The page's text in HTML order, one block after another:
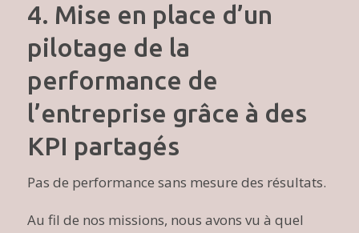
4. Mise en place d’un
pilotage de la
performance de
l’entreprise grâce à des
KPI partagés
Pas de performance sans mesure des résultats.
Au fil de nos missions, nous avons vu à quel